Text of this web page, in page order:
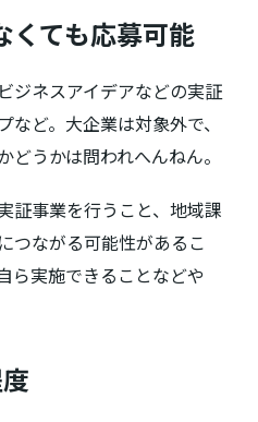
くても応募可能
ジネスアイデアなどの実証
ど。大企業は対象外で、
うかは問われへんねん。
証事業を行うこと、地域課
つながる可能性があるこ
ら実施できることなどや